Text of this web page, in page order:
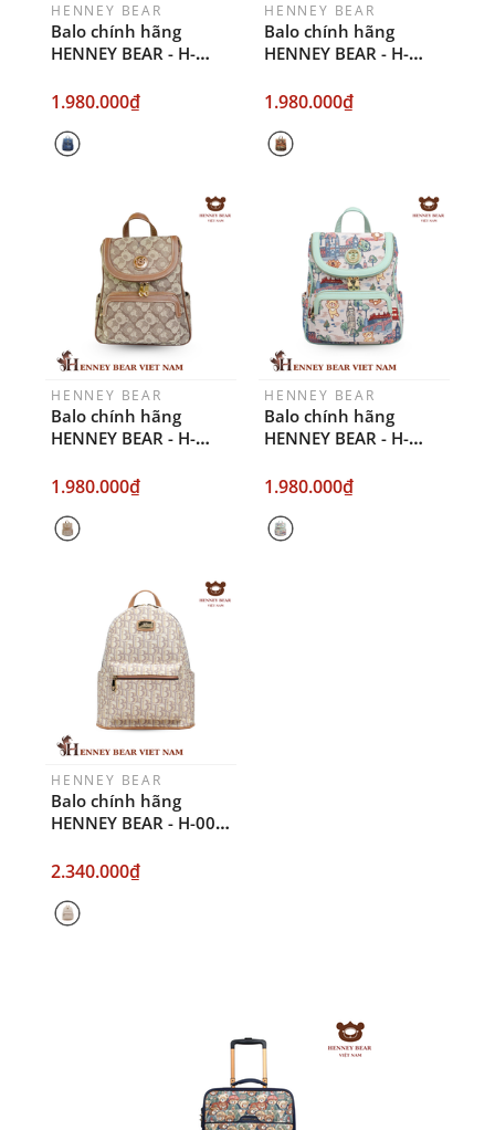
HENNEY BEAR
Balo chính hãng
HENNEY BEAR - H-
1.980.000₫
HENNEY BEAR
Balo chính hãng
HENNEY BEAR - H-
1.980.000₫
HENNEY BEAR
Balo chính hãng
HENNEY BEAR - H-
Brown
1.980.000₫
HENNEY BEAR
Balo chính hãng
HENNEY BEAR - H-
1.980.000₫
HENNEY BEAR
Balo chính hãng
HENNEY BEAR - H-008-
2.340.000₫